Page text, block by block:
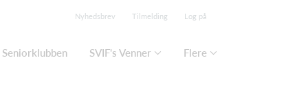
Nyhedsbrev Tilmelding Log på
Seniorklubben SVIF's Venner Flere